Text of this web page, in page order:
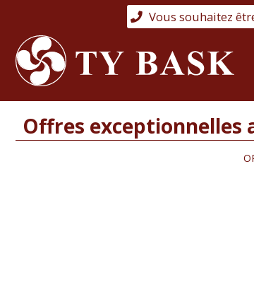
Vous souhaitez
Offres exceptionnelles